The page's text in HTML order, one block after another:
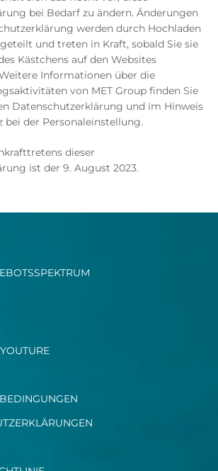
bei Bedarf zu ändern. Änderungen
werden durch Hochladen
und treten in Kraft, sobald Sie sie
Kästchens auf den Websites
Informationen über die
von MET Group finden Sie
Datenschutzerklärung und im Hinweis
bei der Personaleinstellung.
dieser
ist der 9. August 2023.